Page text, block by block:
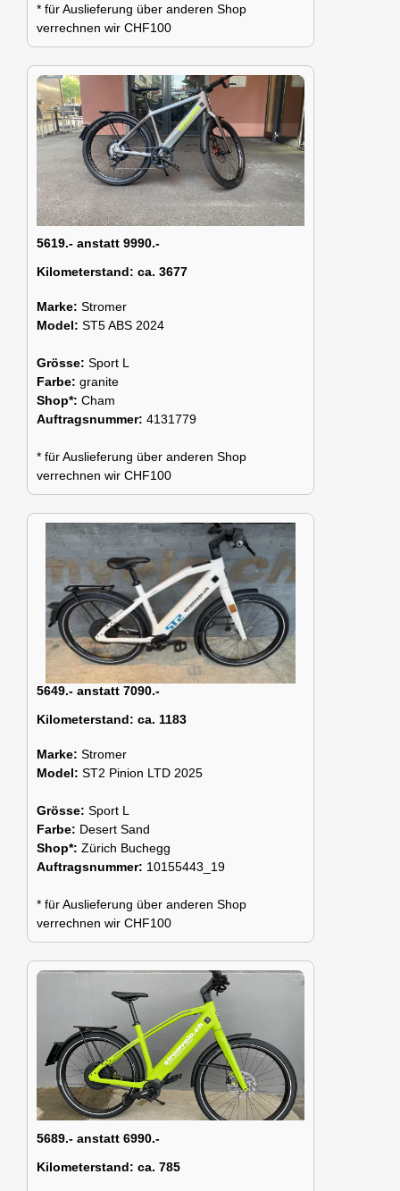
* für Auslieferung über anderen Shop
verrechnen wir CHF100
5619.- anstatt 9990.-
Kilometerstand: ca. 3677
Marke: Stromer
Model: ST5 ABS 2024
Grösse: Sport L
Farbe: granite
Shop*: Cham
Auftragsnummer: 4131779
* für Auslieferung über anderen Shop
verrechnen wir CHF100
5649.- anstatt 7090.-
Kilometerstand: ca. 1183
Marke: Stromer
Model: ST2 Pinion LTD 2025
Grösse: Sport L
Farbe: Desert Sand
Shop*: Zürich Buchegg
Auftragsnummer: 10155443_19
* für Auslieferung über anderen Shop
verrechnen wir CHF100
5689.- anstatt 6990.-
Kilometerstand: ca. 785